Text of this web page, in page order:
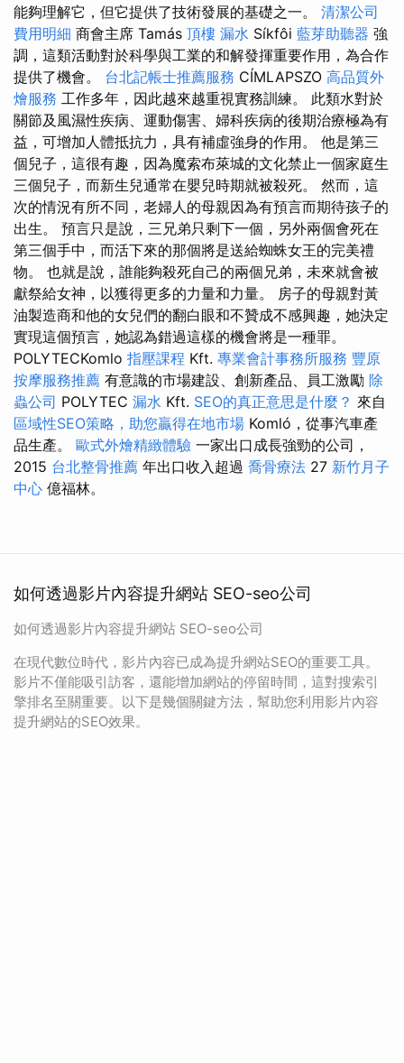
能夠理解它，但它提供了技術發展的基礎之一。 清潔公司
費用明細 商會主席 Tamás 頂樓 漏水 Síkfôi 藍芽助聽器 強
調，這類活動對於科學與工業的和解發揮重要作用，為合作
提供了機會。 台北記帳士推薦服務 CÍMLAPSZO 高品質外
燴服務 工作多年，因此越來越重視實務訓練。 此類水對於
關節及風濕性疾病、運動傷害、婦科疾病的後期治療極為有
益，可增加人體抵抗力，具有補虛強身的作用。 他是第三
個兒子，這很有趣，因為魔索布萊城的文化禁止一個家庭生
三個兒子，而新生兒通常在嬰兒時期就被殺死。 然而，這
次的情況有所不同，老婦人的母親因為有預言而期待孩子的
出生。 預言只是說，三兄弟只剩下一個，另外兩個會死在
第三個手中，而活下來的那個將是送給蜘蛛女王的完美禮
物。 也就是說，誰能夠殺死自己的兩個兄弟，未來就會被
獻祭給女神，以獲得更多的力量和力量。 房子的母親對黃
油製造商和他的女兒們的翻白眼和不贊成不感興趣，她決定
實現這個預言，她認為錯過這樣的機會將是一種罪。
POLYTECKomlo 指壓課程 Kft. 專業會計事務所服務 豐原
按摩服務推薦 有意識的市場建設、創新產品、員工激勵 除
蟲公司 POLYTEC 漏水 Kft. SEO的真正意思是什麼？ 來自
區域性SEO策略，助您贏得在地市場 Komló，從事汽車產
品生產。 歐式外燴精緻體驗 一家出口成長強勁的公司，
2015 台北整骨推薦 年出口收入超過 喬骨療法 27 新竹月子
中心 億福林。
如何透過影片內容提升網站 SEO-seo公司
如何透過影片內容提升網站 SEO-seo公司
在現代數位時代，影片內容已成為提升網站SEO的重要工具。
影片不僅能吸引訪客，還能增加網站的停留時間，這對搜索引
擎排名至關重要。以下是幾個關鍵方法，幫助您利用影片內容
提升網站的SEO效果。